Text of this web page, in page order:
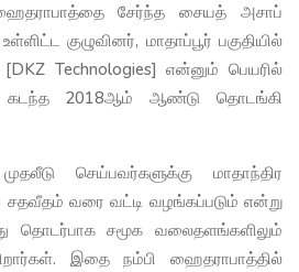
சேர்ந்த சையத் அசாப்
குழுவினர், மாதாப்பூர் பகுதியில்
Technologies] என்னும் பெயரில்
கடந்த 2018ஆம் ஆண்டு தொடங்கி
செய்பவர்களுக்கு மாதாந்திர
சதவீதம் வரை வட்டி வழங்கப்படும் என்று
தொடர்பாக சமூக வலைதளங்களிலும்
இதை நம்பி ஹைதராபாத்தில்